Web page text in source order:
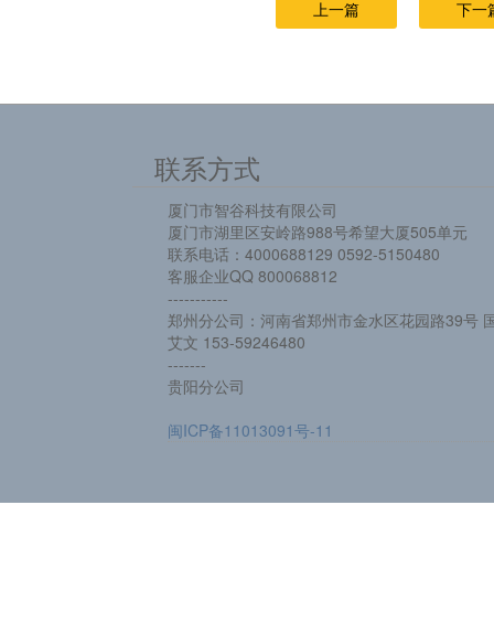
上一篇 下一
联系方式
厦门市智谷科技有限公司
厦门市湖里区安岭路988号希望大厦505单元
联系电话：4000688129 0592-5150480
客服企业QQ 800068812
-----------
郑州分公司：河南省郑州市金水区花园路39号
艾文 153-59246480
-------
贵阳分公司
闽ICP备11013091号-11